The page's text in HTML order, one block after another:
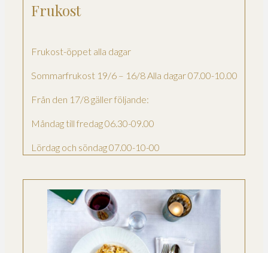
Frukost
Frukost-öppet alla dagar
Sommarfrukost 19/6 – 16/8 Alla dagar 07.00-10.00
Från den 17/8 gäller följande:
Måndag till fredag 06.30-09.00
Lördag och söndag 07.00-10-00